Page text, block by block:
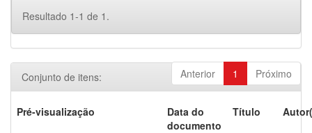
Resultado 1-1 de 1.
Anterior 1 Próximo
Conjunto de itens:
Pré-visualização
Data do
documento
Título